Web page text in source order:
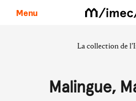
Menu
La collection de
Malingue,